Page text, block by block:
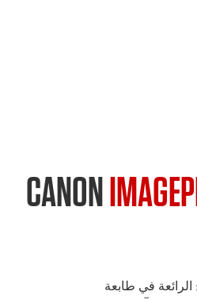
CANON
الرائعة في طابعة